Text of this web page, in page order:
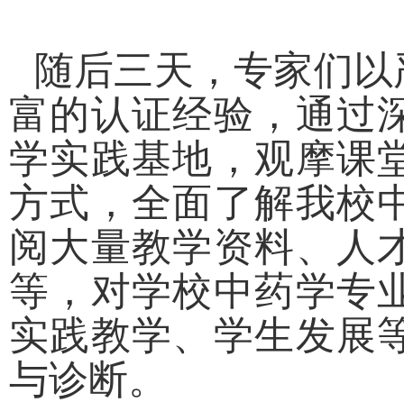
随后三天，专家们
富的认证经验，通过
学实践基地，观摩课
方式，全面了解我校
阅大量教学资料、人
等，对学校中药学专
实践教学、学生发展
与诊断。